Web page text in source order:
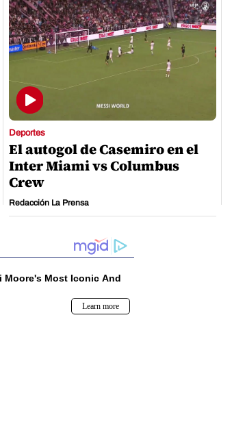
Deportes
El autogol de Casemiro en el
Inter Miami vs Columbus
Crew
Redacción La Prensa